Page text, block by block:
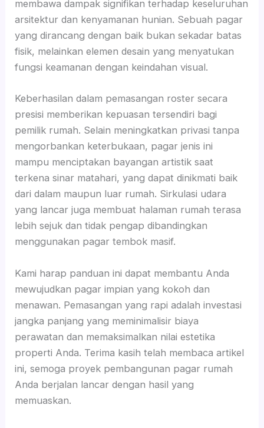
membawa dampak signifikan terhadap keseluruhan
arsitektur dan kenyamanan hunian. Sebuah pagar
yang dirancang dengan baik bukan sekadar batas
fisik, melainkan elemen desain yang menyatukan
fungsi keamanan dengan keindahan visual.
Keberhasilan dalam pemasangan roster secara
presisi memberikan kepuasan tersendiri bagi
pemilik rumah. Selain meningkatkan privasi tanpa
mengorbankan keterbukaan, pagar jenis ini
mampu menciptakan bayangan artistik saat
terkena sinar matahari, yang dapat dinikmati baik
dari dalam maupun luar rumah. Sirkulasi udara
yang lancar juga membuat halaman rumah terasa
lebih sejuk dan tidak pengap dibandingkan
menggunakan pagar tembok masif.
Kami harap panduan ini dapat membantu Anda
mewujudkan pagar impian yang kokoh dan
menawan. Pemasangan yang rapi adalah investasi
jangka panjang yang meminimalisir biaya
perawatan dan memaksimalkan nilai estetika
properti Anda. Terima kasih telah membaca artikel
ini, semoga proyek pembangunan pagar rumah
Anda berjalan lancar dengan hasil yang
memuaskan.